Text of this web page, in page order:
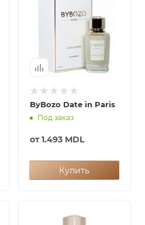
ByBozo Date in Paris
Под заказ
от1.493 MDL
Купить